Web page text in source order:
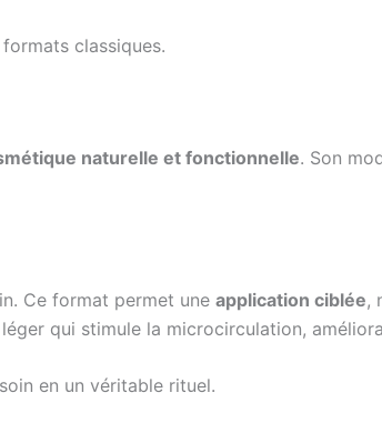
classiques.
naturelle et fonctionnelle. Son
Ce format permet une application ciblée,
qui stimule la microcirculation,
en un véritable rituel.